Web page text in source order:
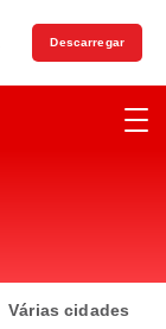
Descarregar
Várias cidades